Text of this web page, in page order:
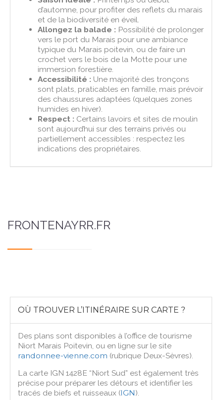
d’automne, pour profiter des reflets du marais
et de la biodiversité en éveil.
Allongez la balade : Possibilité de prolonger
vers le port du Marais pour une ambiance
typique du Marais poitevin, ou de faire un
crochet vers le bois de la Motte pour une
immersion forestière.
Accessibilité : Une majorité des tronçons
sont plats, praticables en famille, mais prévoir
des chaussures adaptées (quelques zones
humides en hiver).
Respect : Certains lavoirs et sites de moulin
sont aujourd’hui sur des terrains privés ou
partiellement accessibles : respectez les
indications des propriétaires.
FRONTENAYRR.FR
OÙ TROUVER L’ITINÉRAIRE SUR CARTE ?
Des plans sont disponibles à l’office de tourisme
Niort Marais Poitevin, ou en ligne sur le site
randonnee-vienne.com (rubrique Deux-Sèvres).
La carte IGN 1428E “Niort Sud” est également très
précise pour préparer les détours et identifier les
tracés de biefs et ruisseaux (IGN).